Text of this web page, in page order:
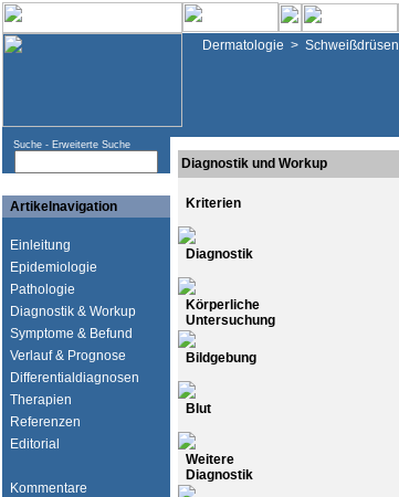
Dermatologie > Schweißdrüsen
Suche - Erweiterte Suche
Artikelnavigation
Einleitung
Epidemiologie
Pathologie
Diagnostik & Workup
Symptome & Befund
Verlauf & Prognose
Differentialdiagnosen
Therapien
Referenzen
Editorial
Kommentare
Diagnostik und Workup
Kriterien
Diagnostik
Körperliche
Untersuchung
Bildgebung
Blut
Weitere
Diagnostik